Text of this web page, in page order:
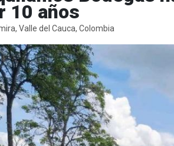
10 años
Valle del Cauca, Colombia